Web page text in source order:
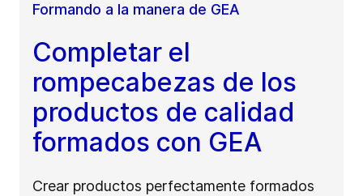
Formando a la manera de GEA
Completar el
rompecabezas de los
productos de calidad
formados con GEA
Crear productos perfectamente formados